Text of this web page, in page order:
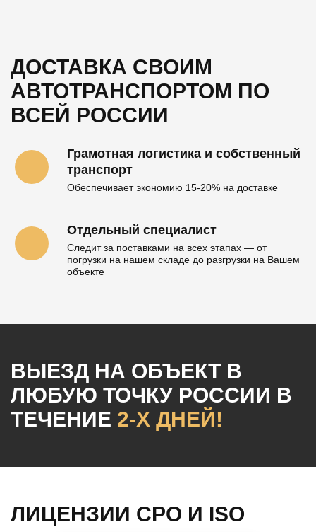
ДОСТАВКА СВОИМ
АВТОТРАНСПОРТОМ ПО
ВСЕЙ РОССИИ
Грамотная логистика и собственный
транспорт
Обеспечивает экономию 15-20% на доставке
Отдельный специалист
Следит за поставками на всех этапах — от
погрузки на нашем складе до разгрузки на Вашем
объекте
ВЫЕЗД НА ОБЪЕКТ В
ЛЮБУЮ ТОЧКУ РОССИИ В
ТЕЧЕНИЕ 2-Х ДНЕЙ!
ЛИЦЕНЗИИ СРО И ISO